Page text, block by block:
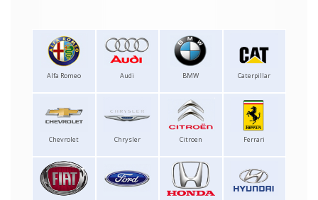
Alfa Romeo Audi BMW Caterpillar
Chevrolet Chrysler Citroen Ferrari